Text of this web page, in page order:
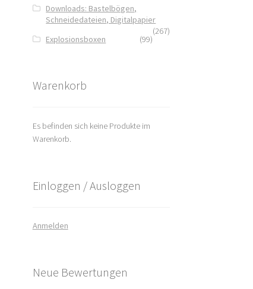
Downloads: Bastelbögen,
Schneidedateien, Digitalpapier
(267)
Explosionsboxen (99)
Warenkorb
Es befinden sich keine Produkte im
Warenkorb.
Einloggen / Ausloggen
Anmelden
Neue Bewertungen